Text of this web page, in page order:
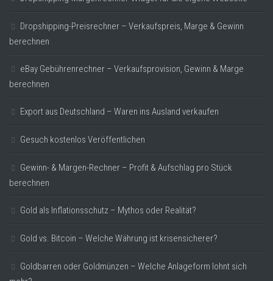
Dropshipping-Preisrechner – Verkaufspreis, Marge & Gewinn
berechnen
eBay Gebührenrechner – Verkaufsprovision, Gewinn & Marge
berechnen
Export aus Deutschland – Waren ins Ausland verkaufen
Gesuch kostenlos Veröffentlichen
Gewinn- & Margen-Rechner – Profit & Aufschlag pro Stück
berechnen
Gold als Inflationsschutz – Mythos oder Realität?
Gold vs. Bitcoin – Welche Währung ist krisensicherer?
Goldbarren oder Goldmünzen – Welche Anlageform lohnt sich